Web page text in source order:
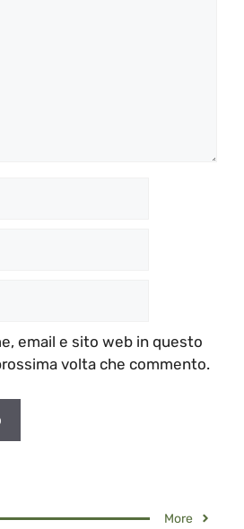
email e sito web in questo
volta che commento.
More